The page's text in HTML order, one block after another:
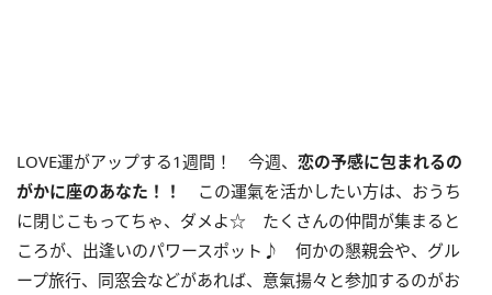
LOVE運がアップする1週間！ 今週、 恋の予感に包まれるの
がかに座のあなた！！
この運氣を活かしたい方は、おうち
に閉じこもってちゃ、ダメよ☆ たくさんの仲間が集まると
ころが、出逢いのパワースポット♪ 何かの懇親会や、グル
ープ旅行、同窓会などがあれば、意氣揚々と参加するのがお